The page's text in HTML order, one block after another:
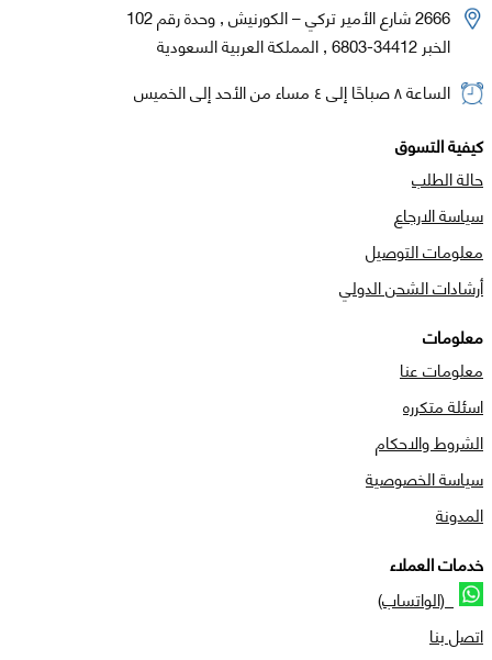
2666 شارع الأمير تركي – الكورنيش , وحدة رقم 102
الخبر 34412-6803 , المملكة العربية السعودية
الساعة ٨ صباحًا إلى ٤ مساء من الأحد إلى الخميس
كيفية التسوق
حالة الطلب
سياسة الارجاع
معلومات التوصيل
أرشادات الشحن الدولي
معلومات
معلومات عنا
اسئلة متكرره
الشروط والاحكام
سياسة الخصوصية
المدونة
خدمات العملاء
(الواتساب)
اتصل بنا